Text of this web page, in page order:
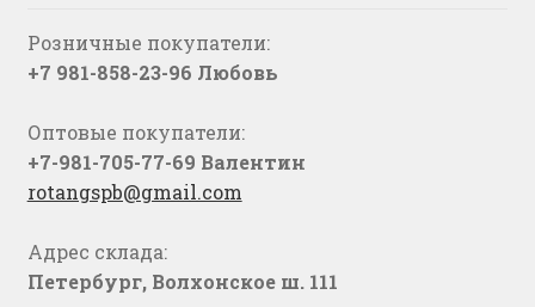
Розничные покупатели:
+7 981-858-23-96 Любовь
Оптовые покупатели:
+7-981-705-77-69 Валентин
rotangspb@gmail.com
Адрес склада:
Петербург, Волхонское ш. 111